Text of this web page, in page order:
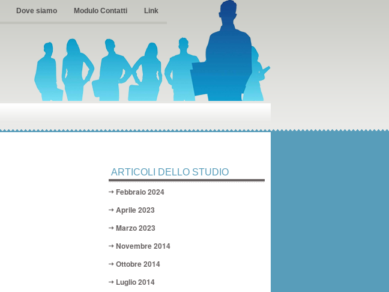
Dove siamo Modulo Contatti Link
ARTICOLI DELLO STUDIO
Febbraio 2024
Aprile 2023
Marzo 2023
Novembre 2014
Ottobre 2014
Luglio 2014